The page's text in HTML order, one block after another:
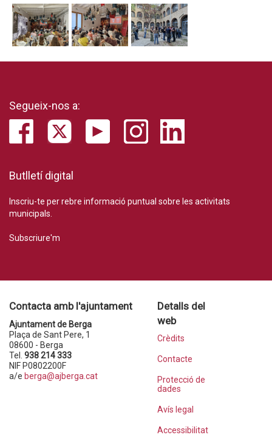
Segueix-nos a:
Butlletí digital
Inscriu-te per rebre informació puntual sobre les activitats
municipals.
Subscriure'm
Contacta amb l'ajuntament
Ajuntament de Berga
Plaça de Sant Pere, 1
08600 - Berga
Tel. 938 214 333
NIF P0802200F
a/e berga@ajberga.cat
Detalls del
web
Crèdits
Contacte
Protecció de
dades
Avís legal
Accessibilitat